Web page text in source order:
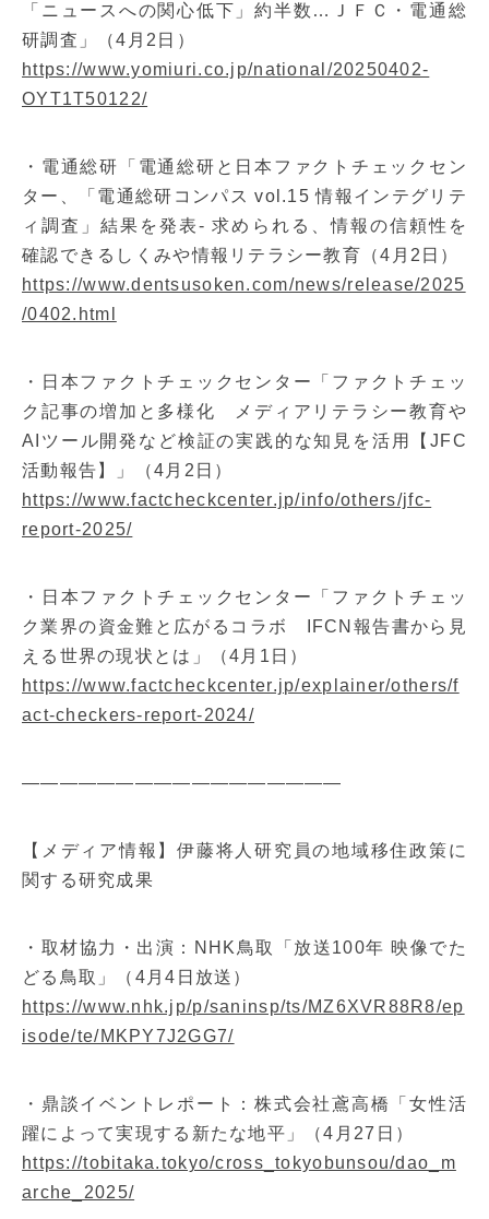
「ニュースへの関心低下」約半数…ＪＦＣ・電通総
研調査」（4月2日）
https://www.yomiuri.co.jp/national/20250402-
OYT1T50122/
・電通総研「電通総研と日本ファクトチェックセン
ター、「電通総研コンパス vol.15 情報インテグリテ
ィ調査」結果を発表- 求められる、情報の信頼性を
確認できるしくみや情報リテラシー教育（4月2日）
https://www.dentsusoken.com/news/release/2025
/0402.html
・日本ファクトチェックセンター「ファクトチェッ
ク記事の増加と多様化 メディアリテラシー教育や
AIツール開発など検証の実践的な知見を活用【JFC
活動報告】」（4月2日）
https://www.factcheckcenter.jp/info/others/jfc-
report-2025/
・日本ファクトチェックセンター「ファクトチェッ
ク業界の資金難と広がるコラボ IFCN報告書から見
える世界の現状とは」（4月1日）
https://www.factcheckcenter.jp/explainer/others/f
act-checkers-report-2024/
—————————————————
【メディア情報】伊藤将人研究員の地域移住政策に
関する研究成果
・取材協力・出演：NHK鳥取「放送100年 映像でた
どる鳥取」（4月4日放送）
https://www.nhk.jp/p/saninsp/ts/MZ6XVR88R8/ep
isode/te/MKPY7J2GG7/
・鼎談イベントレポート：株式会社鳶高橋「女性活
躍によって実現する新たな地平」（4月27日）
https://tobitaka.tokyo/cross_tokyobunsou/dao_m
arche_2025/